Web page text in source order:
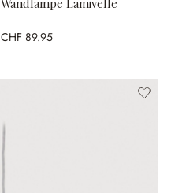
Wandlampe Lamivelle
CHF 89.95